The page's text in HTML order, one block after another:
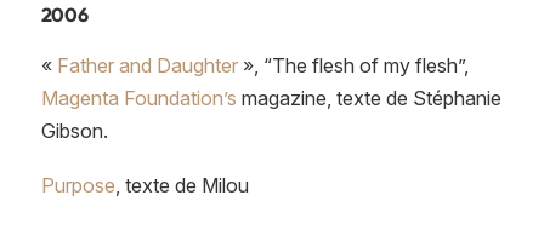
2006
«Father and Daughter », “The flesh of my flesh”,
Magenta Foundation’s magazine, texte de Stéphanie
Gibson.
Purpose, texte de Milou